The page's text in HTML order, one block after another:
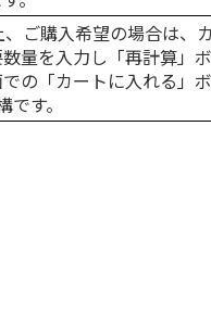
ご購入希望の場合は、
量を入力し「再計算」
の「カートに入れる」
す。